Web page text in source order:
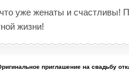
уже женаты и счастливы!
жизни!
приглашение на свадьбу